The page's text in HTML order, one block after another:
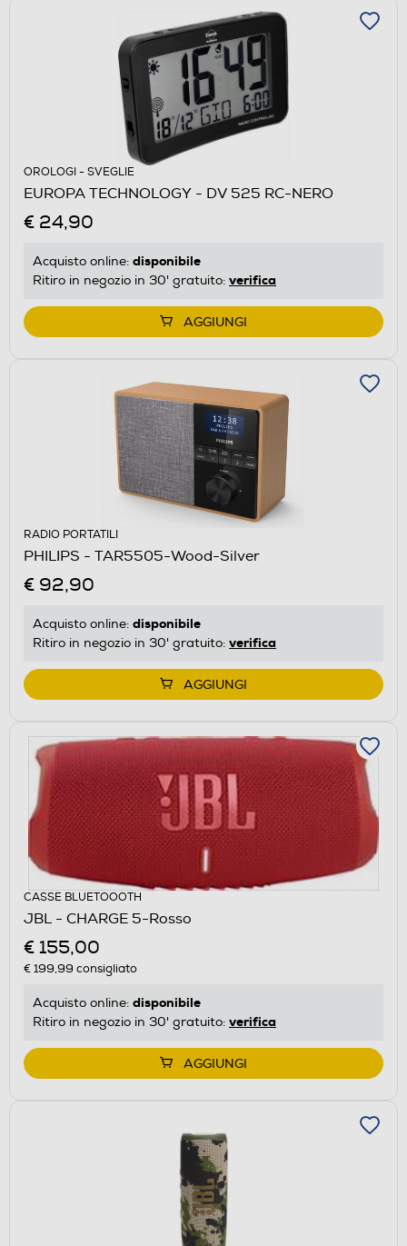
OROLOGI - SVEGLIE
EUROPA TECHNOLOGY - DV 525 RC-NERO
€ 24,90
Acquisto online: disponibile
Ritiro in negozio in 30' gratuito: verifica
AGGIUNGI
RADIO PORTATILI
PHILIPS - TAR5505-Wood-Silver
€ 92,90
Acquisto online: disponibile
Ritiro in negozio in 30' gratuito: verifica
AGGIUNGI
CASSE BLUETOOOTH
JBL - CHARGE 5-Rosso
€ 155,00
€ 199,99 consigliato
Acquisto online: disponibile
Ritiro in negozio in 30' gratuito: verifica
AGGIUNGI